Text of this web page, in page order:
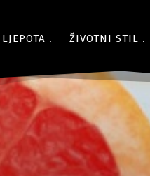
LJEPOTA ŽIVOTNI STIL